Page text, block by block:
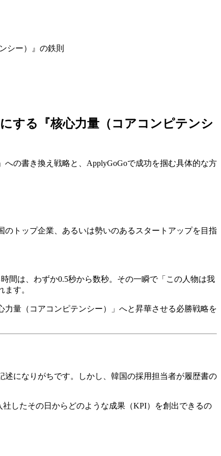
シー）』の鉄則
する『核心力量（コアコンピテンシ
の書き換え戦略と、ApplyGoGoで成功を掴む具体的な方
トップ企業、あるいは勢いのあるスタートアップを目指
間は、わずか0.5秒から数秒。その一瞬で「この人物は我
す。
量（コアコンピテンシー）」へと昇華させる必勝戦略を
になりがちです。しかし、韓国の採用担当者が履歴書の
したその日からどのような成果（KPI）を創出できるの